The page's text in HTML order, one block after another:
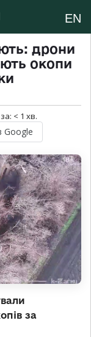
EN
дрони
окопи
< 1 хв.
Google
за